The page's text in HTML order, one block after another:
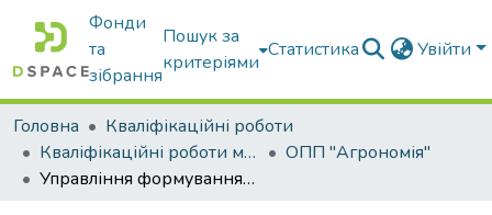
Фонди
та
зібрання
Пошук за
критеріями
Статистика Увійти
Головна
Кваліфікаційні роботи
Кваліфікаційні роботи магістрів
ОПП "Агрономія"
Управління формуванням продуктивності картоплі в Поліссі України